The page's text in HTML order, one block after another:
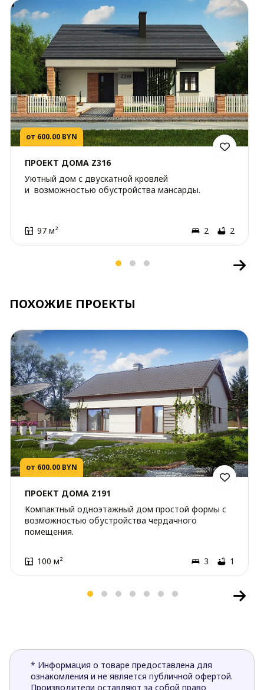
от 600.00 BYN
ПРОЕКТ ДОМА Z316
Уютный дом с двускатной кровлей
и возможностью обустройства мансарды.
97 м² 2 2
ПОХОЖИЕ ПРОЕКТЫ
от 600.00 BYN
ПРОЕКТ ДОМА Z191
Компактный одноэтажный дом простой формы с
возможностью обустройства чердачного
помещения.
100 м² 3 1
* Информация о товаре предоставлена для
ознакомления и не является публичной офертой.
Производители оставляют за собой право